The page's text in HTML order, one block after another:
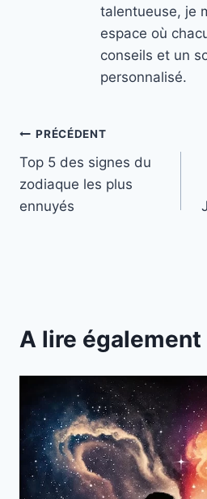
talentueuse, je
espace où
conseils et un
personnalisé.
Navigation
de
l’article
PRÉCÉDENT
Top 5 des signes du
zodiaque les plus
ennuyés
A lire également